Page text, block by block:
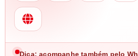
Dica: acompanhe também pelo